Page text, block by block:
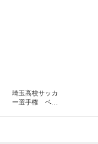
埼玉高校サッカ
ー選手権 ベス